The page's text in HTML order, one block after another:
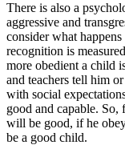
There is also a
aggressive and
consider what
recognition is
more obedient a child
and teachers tell him
with social
good and capable.
will be good, if he
be a good child.